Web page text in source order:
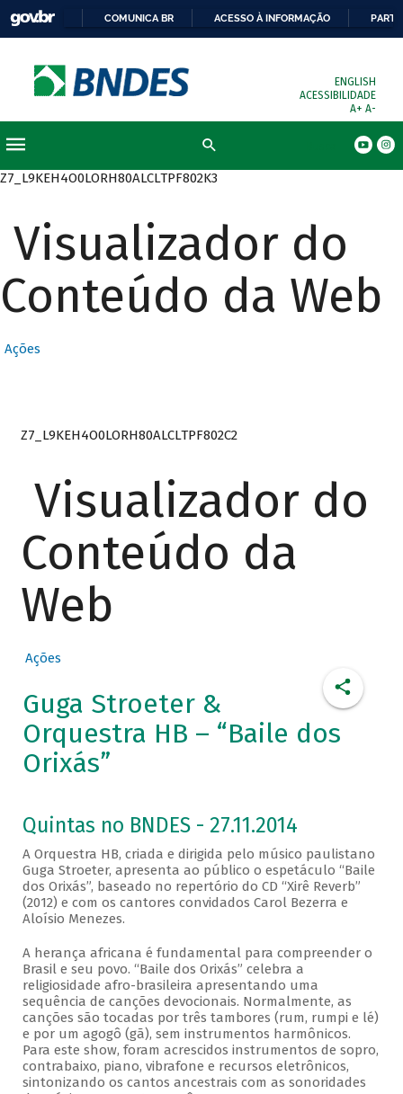
COMUNICA BR ACESSO À INFORMAÇÃO
ENGLISH
ACESSIBILIDADE
A+ A-
Z7_L9KEH4O0LORH80ALCLTPF802K3
Visualizador do
Conteúdo da Web
Ações
Z7_L9KEH4O0LORH80ALCLTPF802C2
Visualizador do
Conteúdo da
Web
Ações
Guga Stroeter &
Orquestra HB – “Baile dos
Orixás”
Quintas no BNDES - 27.11.2014
A Orquestra HB, criada e dirigida pelo músico paulistano
Guga Stroeter, apresenta ao público o espetáculo “Baile
dos Orixás”, baseado no repertório do CD “Xirê Reverb”
(2012) e com os cantores convidados Carol Bezerra e
Aloísio Menezes.
A herança africana é fundamental para compreender o
Brasil e seu povo. “Baile dos Orixás” celebra a
religiosidade afro-brasileira apresentando uma
sequência de canções devocionais. Normalmente, as
canções são tocadas por três tambores (rum, rumpi e lé)
e por um agogô (gã), sem instrumentos harmônicos.
Para este show, foram acrescidos instrumentos de sopro,
contrabaixo, piano, vibrafone e recursos eletrônicos,
sintonizando os cantos ancestrais com as sonoridades